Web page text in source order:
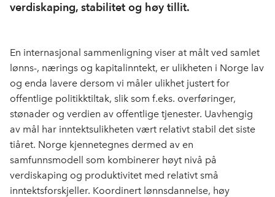
verdiskaping, stabilitet og høy tillit.
En internasjonal sammenligning viser at målt ved samlet
lønns-, nærings og kapitalinntekt, er ulikheten i Norge lav
og enda lavere dersom vi måler ulikhet justert for
offentlige politikktiltak, slik som f.eks. overføringer,
stønader og verdien av offentlige tjenester. Uavhengig
av mål har inntektsulikheten vært relativt stabil det siste
tiåret. Norge kjennetegnes dermed av en
samfunnsmodell som kombinerer høyt nivå på
verdiskaping og produktivitet med relativt små
inntektsforskjeller. Koordinert lønnsdannelse, høy